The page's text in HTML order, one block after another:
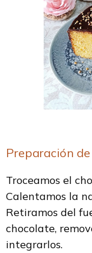
Preparación
Troceamos el
Calentamos la
Retiramos del
chocolate,
integrarlos.